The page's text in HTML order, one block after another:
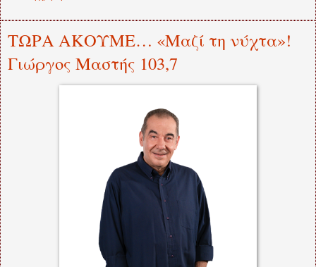
ΤΩΡΑ ΑΚΟΥΜΕ… «Μαζί τη νύχτα»!
Γιώργος Μαστής 103,7